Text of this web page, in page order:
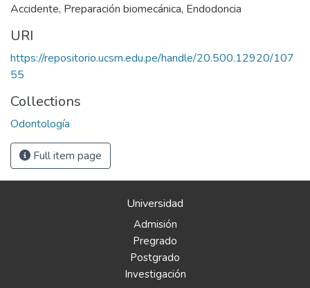
Accidente, Preparación biomecánica, Endodoncia
URI
https://repositorio.ucsm.edu.pe/handle/20.500.12920/107
55
Collections
Odontología
Full item page
Universidad
Admisión
Pregrado
Postgrado
Investigación